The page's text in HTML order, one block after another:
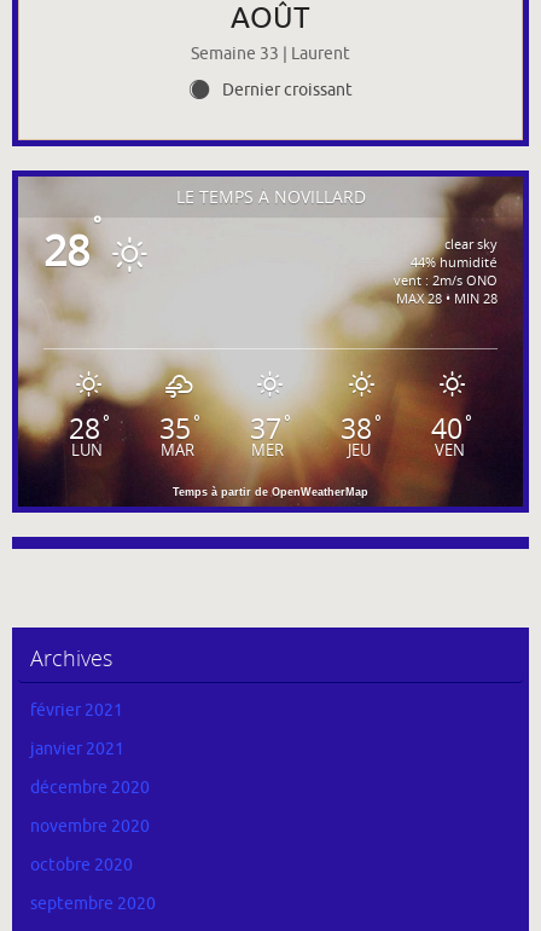
AOÛT
Semaine 33 | Laurent
Y Dernier croissant
LE TEMPS À NOVILLARD
28°
clear sky
44% humidité
vent : 2m/s ONO
MAX 28 • MIN 28
28°
LUN
35°
MAR
37°
MER
38°
JEU
40°
VEN
Temps à partir de OpenWeatherMap
Archives
février 2021
janvier 2021
décembre 2020
novembre 2020
octobre 2020
septembre 2020